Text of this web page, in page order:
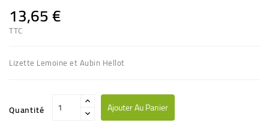
13,65 €
TTC
Lizette Lemoine et Aubin Hellot
Quantité Ajouter Au Panier